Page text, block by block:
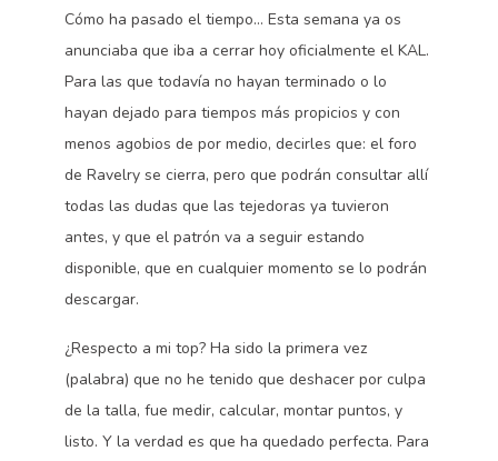
Cómo ha pasado el tiempo… Esta semana ya os
anunciaba que iba a cerrar hoy oficialmente el KAL.
Para las que todavía no hayan terminado o lo
hayan dejado para tiempos más propicios y con
menos agobios de por medio, decirles que: el foro
de Ravelry se cierra, pero que podrán consultar allí
todas las dudas que las tejedoras ya tuvieron
antes, y que el patrón va a seguir estando
disponible, que en cualquier momento se lo podrán
descargar.
¿Respecto a mi top? Ha sido la primera vez
(palabra) que no he tenido que deshacer por culpa
de la talla, fue medir, calcular, montar puntos, y
listo. Y la verdad es que ha quedado perfecta. Para